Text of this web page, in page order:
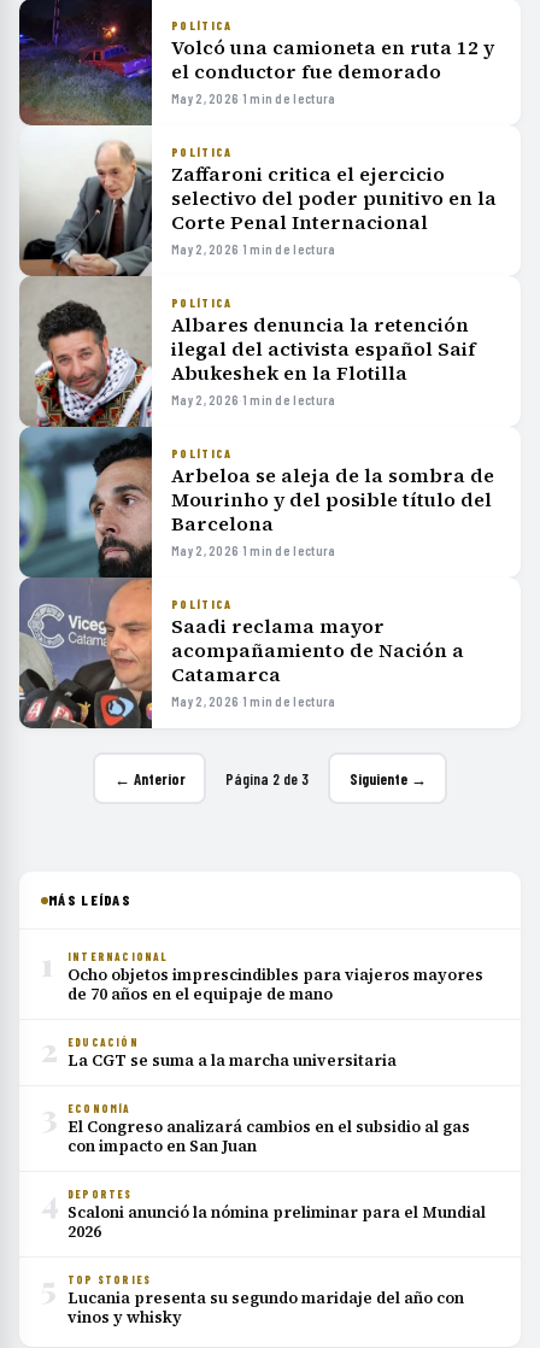
POLÍTICA
Volcó una camioneta en ruta 12 y
el conductor fue demorado
May 2, 2026·1 min de lectura
POLÍTICA
Zaffaroni critica el ejercicio
selectivo del poder punitivo en la
Corte Penal Internacional
May 2, 2026·1 min de lectura
POLÍTICA
Albares denuncia la retención
ilegal del activista español Saif
Abukeshek en la Flotilla
May 2, 2026·1 min de lectura
POLÍTICA
Arbeloa se aleja de la sombra de
Mourinho y del posible título del
Barcelona
May 2, 2026·1 min de lectura
POLÍTICA
Saadi reclama mayor
acompañamiento de Nación a
Catamarca
May 2, 2026·1 min de lectura
← Anterior Página 2 de 3 Siguiente →
MÁS LEÍDAS
1 INTERNACIONAL
Ocho objetos imprescindibles para viajeros mayores
de 70 años en el equipaje de mano
2 EDUCACIÓN
La CGT se suma a la marcha universitaria
3 ECONOMÍA
El Congreso analizará cambios en el subsidio al gas
con impacto en San Juan
4 DEPORTES
Scaloni anunció la nómina preliminar para el Mundial
2026
5 TOP STORIES
Lucania presenta su segundo maridaje del año con
vinos y whisky